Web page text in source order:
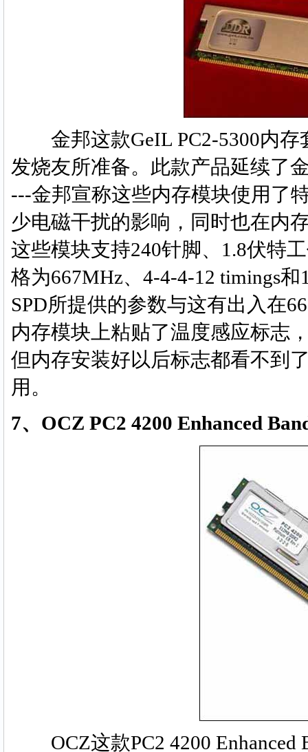
金邦这款GeIL PC2-5300内存
发烧友所准备。此款产品延续了
---金邦宣称这些内存模块使用了
少电磁干扰的影响，同时也在内
这些模块支持240针脚、1.8伏特
格为667MHz、4-4-4-12 timings
SPD所提供的参数与这有出入在
内存模块上粘贴了温度感应标志
但内存安装好以后标志都看不到
用。
7、OCZ PC2 4200 Enhanced
OCZ这款PC2 4200 Enhanced